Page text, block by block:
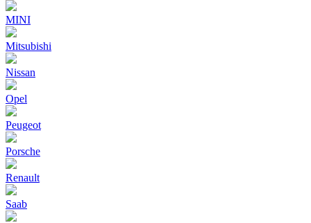
MINI
Mitsubishi
Nissan
Opel
Peugeot
Porsche
Renault
Saab